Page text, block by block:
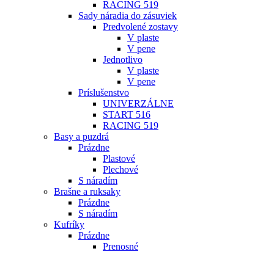
RACING 519
Sady náradia do zásuviek
Predvolené zostavy
V plaste
V pene
Jednotlivo
V plaste
V pene
Príslušenstvo
UNIVERZÁLNE
START 516
RACING 519
Basy a puzdrá
Prázdne
Plastové
Plechové
S náradím
Brašne a ruksaky
Prázdne
S náradím
Kufríky
Prázdne
Prenosné